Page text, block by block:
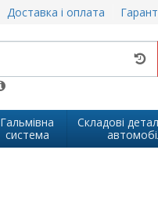
Доставка і оплата
Гальмівна
система
Складові